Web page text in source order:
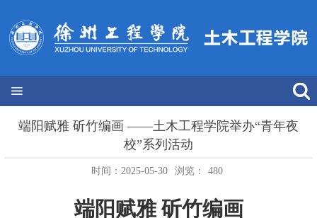
端阳赋雅 斫竹编画 ——土木工程学院举办“青年夜
校”系列活动
时间：2025-05-30 浏览： 480
端阳赋雅 斫竹编画